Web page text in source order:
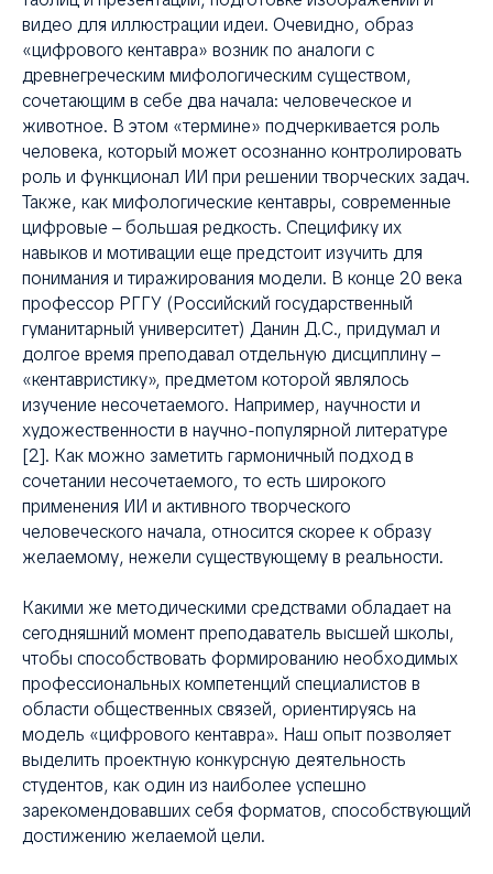
видео для иллюстрации идеи. Очевидно, образ
«цифрового кентавра» возник по аналоги с
древнегреческим мифологическим существом,
сочетающим в себе два начала: человеческое и
животное. В этом «термине» подчеркивается роль
человека, который может осознанно контролировать
роль и функционал ИИ при решении творческих задач.
Также, как мифологические кентавры, современные
цифровые – большая редкость. Специфику их
навыков и мотивации еще предстоит изучить для
понимания и тиражирования модели. В конце 20 века
профессор РГГУ (Российский государственный
гуманитарный университет) Данин Д.С., придумал и
долгое время преподавал отдельную дисциплину –
«кентавристику», предметом которой являлось
изучение несочетаемого. Например, научности и
художественности в научно-популярной литературе
[2]. Как можно заметить гармоничный подход в
сочетании несочетаемого, то есть широкого
применения ИИ и активного творческого
человеческого начала, относится скорее к образу
желаемому, нежели существующему в реальности.
Какими же методическими средствами обладает на
сегодняшний момент преподаватель высшей школы,
чтобы способствовать формированию необходимых
профессиональных компетенций специалистов в
области общественных связей, ориентируясь на
модель «цифрового кентавра». Наш опыт позволяет
выделить проектную конкурсную деятельность
студентов, как один из наиболее успешно
зарекомендовавших себя форматов, способствующий
достижению желаемой цели.